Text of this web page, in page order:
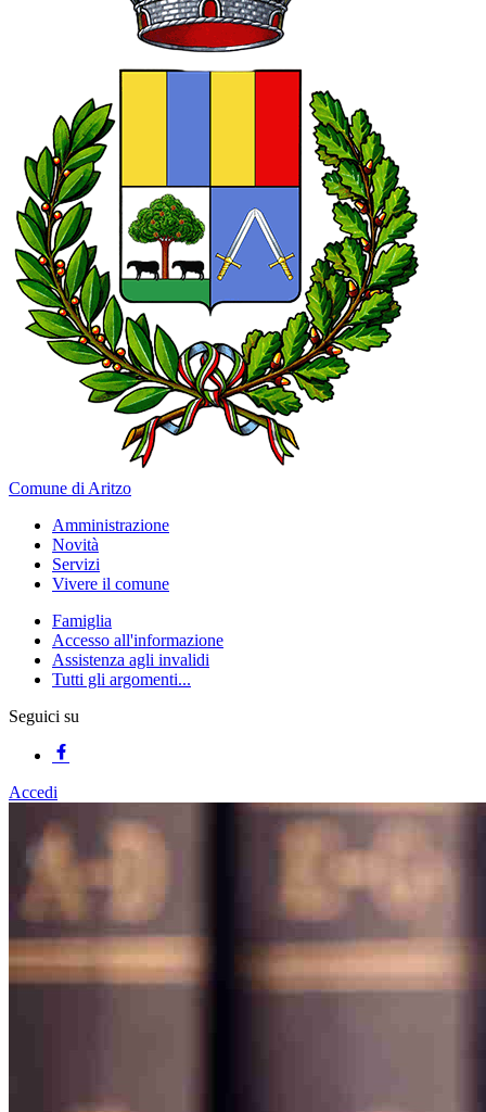
Comune di Aritzo
Amministrazione
Novità
Servizi
Vivere il comune
Famiglia
Accesso all'informazione
Assistenza agli invalidi
Tutti gli argomenti...
Seguici su
Accedi